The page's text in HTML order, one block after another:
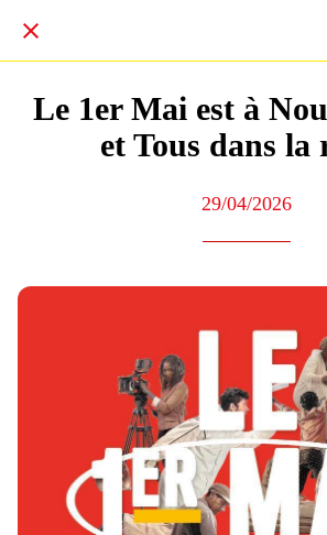
Le 1er Mai est à
et Tous dans la
29/04/2026